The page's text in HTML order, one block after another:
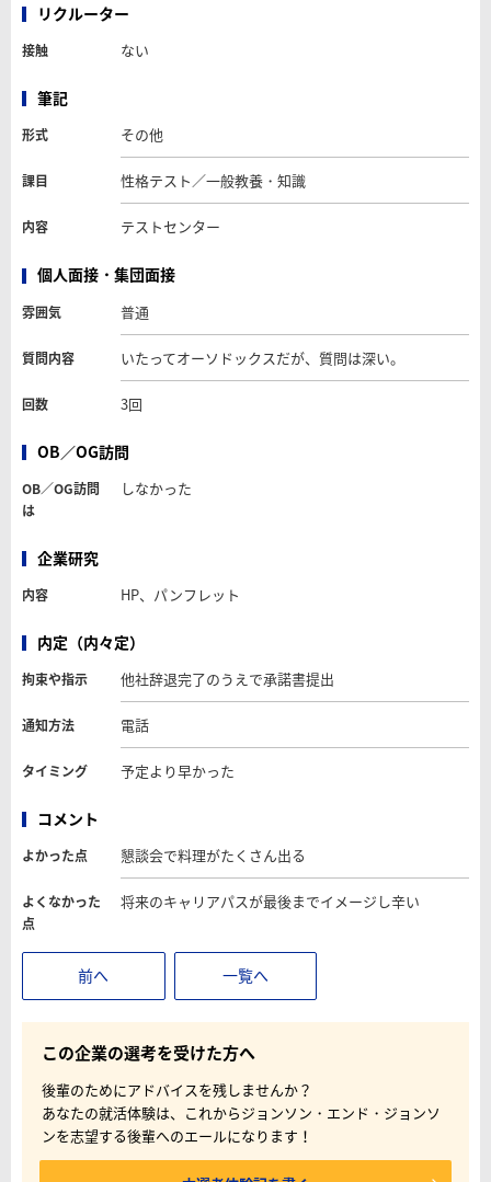
リクルーター
接触 ない
筆記
形式 その他
課目 性格テスト／一般教養・知識
内容 テストセンター
個人面接・集団面接
雰囲気 普通
質問内容 いたってオーソドックスだが、質問は深い。
回数 3回
OB／OG訪問
OB／OG訪問
は
しなかった
企業研究
内容 HP、パンフレット
内定（内々定）
拘束や指示 他社辞退完了のうえで承諾書提出
通知方法 電話
タイミング 予定より早かった
コメント
よかった点 懇談会で料理がたくさん出る
よくなかった
点
将来のキャリアパスが最後までイメージし辛い
前へ 一覧へ
この企業の選考を受けた方へ
後輩のためにアドバイスを残しませんか？
あなたの就活体験は、これからジョンソン・エンド・ジョンソ
ンを志望する後輩へのエールになります！